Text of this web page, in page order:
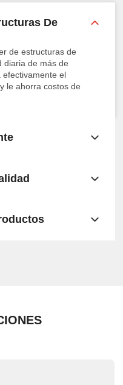
De
de estructuras de
diaria de más de
el
le ahorra costos de